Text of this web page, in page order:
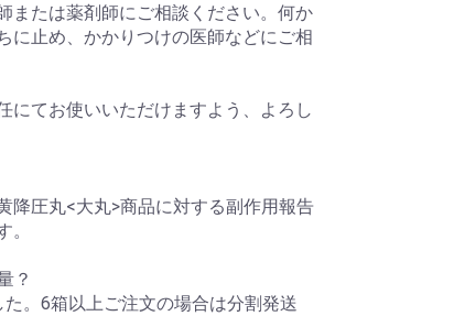
または薬剤師にご相談ください。何か
に止め、かかりつけの医師などにご相
にてお使いいただけますよう、よろし
降圧丸<大丸>商品に対する副作用報告
？
。6箱以上ご注文の場合は分割発送